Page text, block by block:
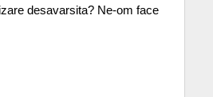
desavarsita? Ne-om face